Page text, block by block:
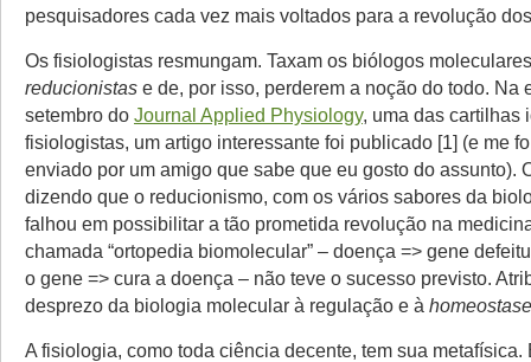
pesquisadores cada vez mais voltados para a revolução dos
Os fisiologistas resmungam. Taxam os biólogos
reducionistas e de, por isso, perderem a noção do todo. Na
setembro do Journal Applied Physiology, uma das cartilhas
fisiologistas, um artigo interessante foi publicado [1] (e me
enviado por um amigo que sabe que eu gosto do assunto).
dizendo que o reducionismo, com os vários sabores da
falhou em possibilitar a tão prometida revolução na
chamada “ortopedia biomolecular” – doença => gene
o gene => cura a doença – não teve o sucesso previsto.
desprezo da biologia molecular à regulação e à homeostase
A fisiologia, como toda ciência decente, tem sua metafísica.